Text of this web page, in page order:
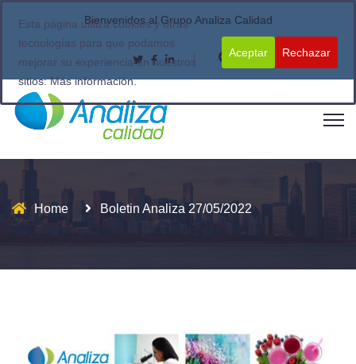
Bienvenidos al Grupo Analiza Calidad
Home Boletin Analiza 27/05/2022
Esta página utiliza cookies y otras
tecnologías para que podamos
mejorar su experiencia en nuestros
sitios:Más información.
Aceptar Rechazar